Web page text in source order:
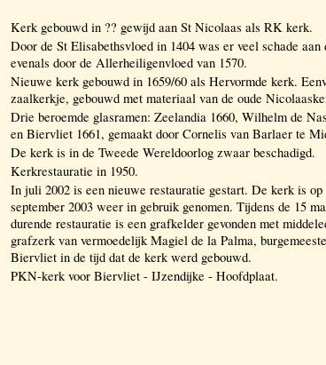
Kerk gebouwd in ?? gewijd aan St Nicolaas als RK kerk.
Door de St Elisabethsvloed in 1404 was er veel schade aan
evenals door de Allerheiligenvloed van 1570.
Nieuwe kerk gebouwd in 1659/60 als Hervormde kerk.
zaalkerkje, gebouwd met materiaal van de oude
Drie beroemde glasramen: Zeelandia 1660, Wilhelm de
en Biervliet 1661, gemaakt door Cornelis van Barlaer te
De kerk is in de Tweede Wereldoorlog zwaar beschadigd.
Kerkrestauratie in 1950.
In juli 2002 is een nieuwe restauratie gestart. De kerk is op
september 2003 weer in gebruik genomen. Tijdens de 15
durende restauratie is een grafkelder gevonden met
grafzerk van vermoedelijk Magiel de la Palma,
Biervliet in de tijd dat de kerk werd gebouwd.
PKN-kerk voor Biervliet - IJzendijke - Hoofdplaat.